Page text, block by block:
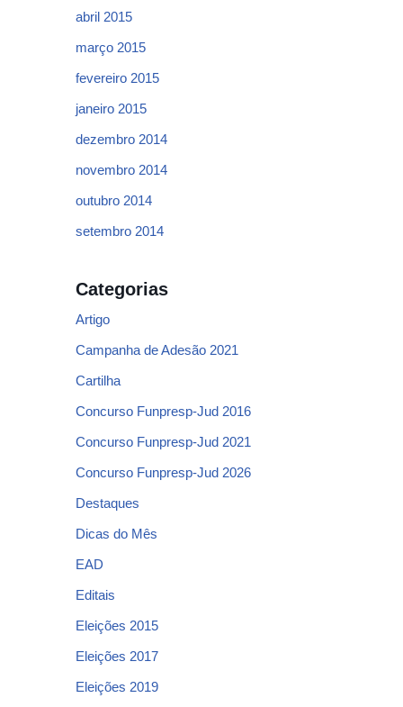
abril 2015
março 2015
fevereiro 2015
janeiro 2015
dezembro 2014
novembro 2014
outubro 2014
setembro 2014
Categorias
Artigo
Campanha de Adesão 2021
Cartilha
Concurso Funpresp-Jud 2016
Concurso Funpresp-Jud 2021
Concurso Funpresp-Jud 2026
Destaques
Dicas do Mês
EAD
Editais
Eleições 2015
Eleições 2017
Eleições 2019